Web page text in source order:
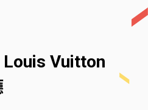
Louis Vuitton